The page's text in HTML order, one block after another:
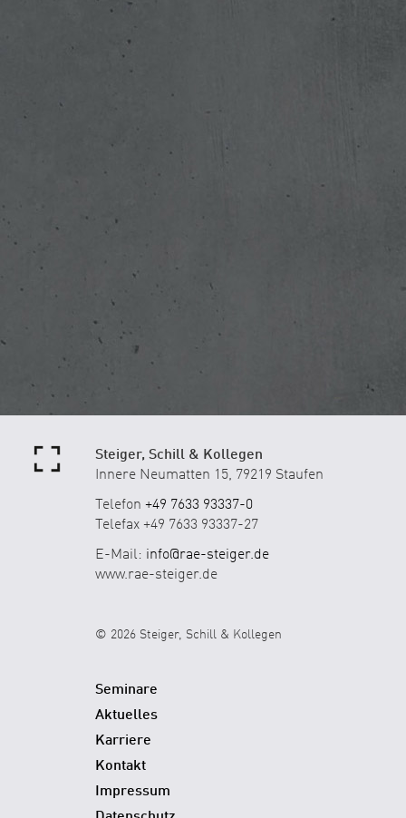
Steiger, Schill & Kollegen
Innere Neumatten 15, 79219 Staufen
Telefon +49 7633 93337-0
Telefax +49 7633 93337-27
E-Mail: info@rae-steiger.de
www.rae-steiger.de
© 2026 Steiger, Schill & Kollegen
Seminare
Aktuelles
Karriere
Kontakt
Impressum